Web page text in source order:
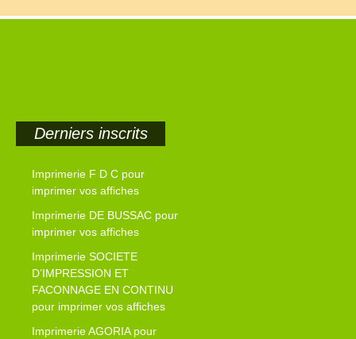
Derniers inscrits
Imprimerie F D C pour
imprimer vos affiches
Imprimerie DE BUSSAC pour
imprimer vos affiches
Imprimerie SOCIETE
D’IMPRESSION ET
FACONNAGE EN CONTINU
pour imprimer vos affiches
Imprimerie AGORIA pour